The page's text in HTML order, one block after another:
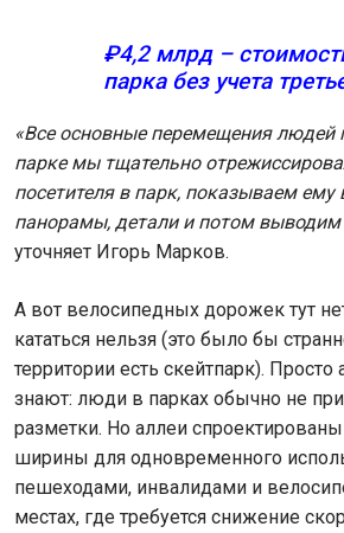
₽4,2 млрд –
парка без учета
«Все основные перемещения
парке мы тщательно
посетителя в парк, показываем ему
панорамы, детали и потом выводим
уточняет Игорь Марков.
А вот велосипедных дорожек тут
кататься нельзя (это было бы
территории есть скейтпарк).
знают: люди в парках обычно не
разметки. Но аллеи
ширины для одновременного
пешеходами, инвалидами и
местах, где требуется снижение